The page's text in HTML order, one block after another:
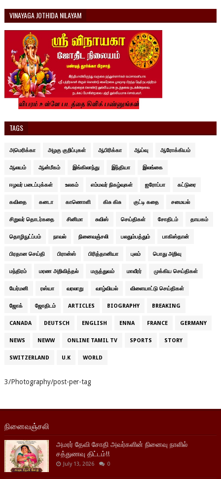
VINAYAGA JOTHIDA NILAYAM
TAGS
அமெரிக்கா அழகு குறிப்புகள் ஆபிரிக்கா ஆய்வு ஆரோக்கியம்
ஆலயம் ஆன்மீகம் இங்கிலாந்து இந்தியா இலங்கை
ஈழவர் படைப்புக்கள் உலகம் எம்மவர் நிகழ்வுகள் ஐரோப்பா கட்டுரை
கவிதை கனடா காணொளி கிசு கிசு குட்டி கதை சமையல்
சிறுவர் தொடர்கதை சினிமா சுவிஸ் செய்திகள் சோதிடம் தாயகம்
தொழிநுட்ப்பம் நாவல் நினைவஞ்சலி பலதும்பத்தும் பாகிஸ்தான்
பிரதான செய்தி பிரான்ஸ் பிரித்தானியா புலம் பொது அறிவு
மந்திரம் மரண அறிவித்தல் மருத்துவம் மாவீரர் முக்கிய செய்திகள்
யேர்மனி ரஸ்யா வரலாறு வாழ்வியல் விளையாட்டு செய்திகள்
ஜோக் ஜோதிடம் ARTICLES BIOGRAPHY BREAKING
CANADA DEUTSCH ENGLISH ENNA FRANCE GERMANY
NEWS NEWW ONLINE TAMIL TV SPORTS STORY
SWITZERLAND U.K WORLD
3/Photography/post-per-tag
நினைவஞ்சலி
அமரர் தேவி சோதி அவர்களின் நினைவு நாளில்
சத்துணவு திட்டம்!!
July 13, 2026 0